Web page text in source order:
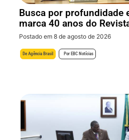
Busca por profundidade
marca 40 anos do
Postado em 8 de agosto de 2026
De Agência Brasil Por EBC Notícias